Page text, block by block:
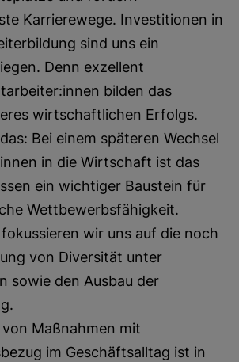
Karrierewege. Investitionen in
sind uns ein
Denn exzellent
bilden das
wirtschaftlichen Erfolgs.
Bei einem späteren Wechsel
in die Wirtschaft ist das
ein wichtiger Baustein für
Wettbewerbsfähigkeit.
wir uns auf die noch
von Diversität unter
sowie den Ausbau der
Maßnahmen mit
im Geschäftsalltag ist in